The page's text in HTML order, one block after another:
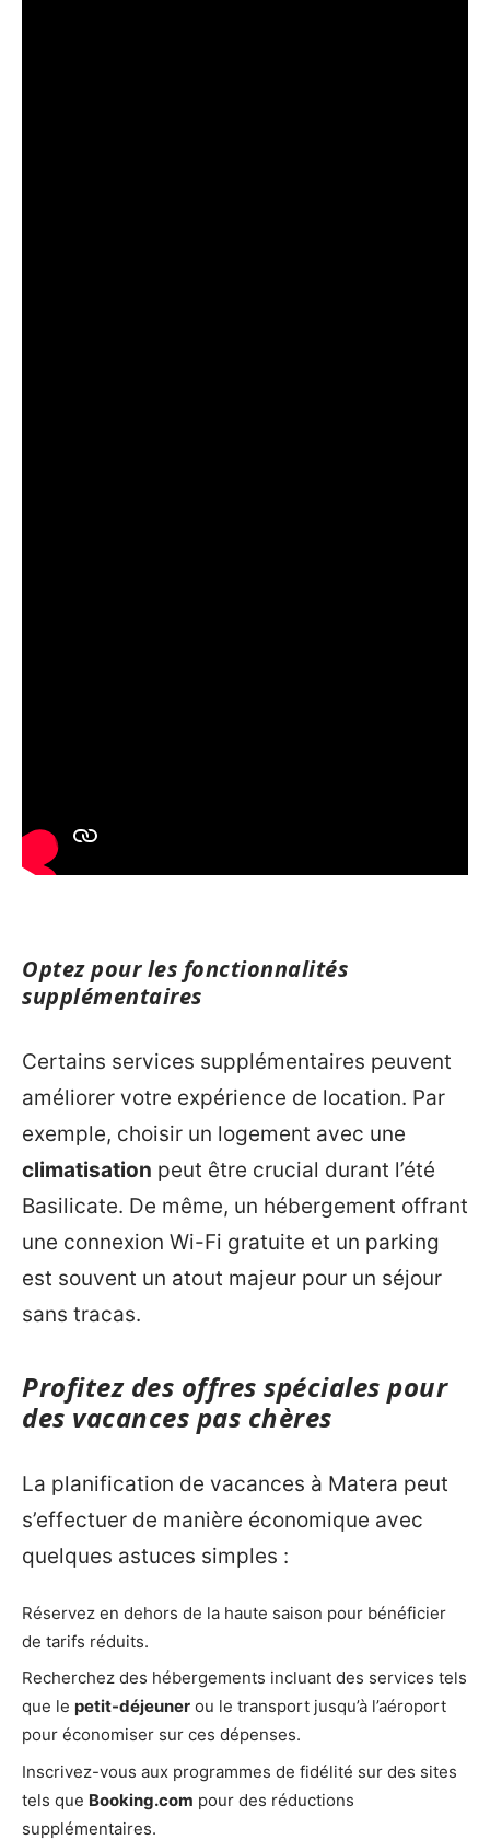
Optez pour les fonctionnalités
supplémentaires
Certains services supplémentaires peuvent
améliorer votre expérience de location. Par
exemple, choisir un logement avec une
climatisation peut être crucial durant l’été
Basilicate. De même, un hébergement offrant
une connexion Wi-Fi gratuite et un parking
est souvent un atout majeur pour un séjour
sans tracas.
Profitez des offres spéciales pour
des vacances pas chères
La planification de vacances à Matera peut
s’effectuer de manière économique avec
quelques astuces simples :
Réservez en dehors de la haute saison pour bénéficier
de tarifs réduits.
Recherchez des hébergements incluant des services tels
que le petit-déjeuner ou le transport jusqu’à l’aéroport
pour économiser sur ces dépenses.
Inscrivez-vous aux programmes de fidélité sur des sites
tels que Booking.com pour des réductions
supplémentaires.